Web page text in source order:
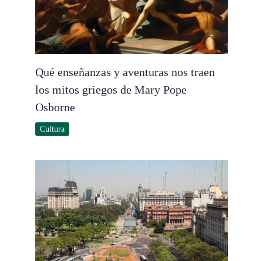
Qué enseñanzas y aventuras nos traen
los mitos griegos de Mary Pope
Osborne
Cultura